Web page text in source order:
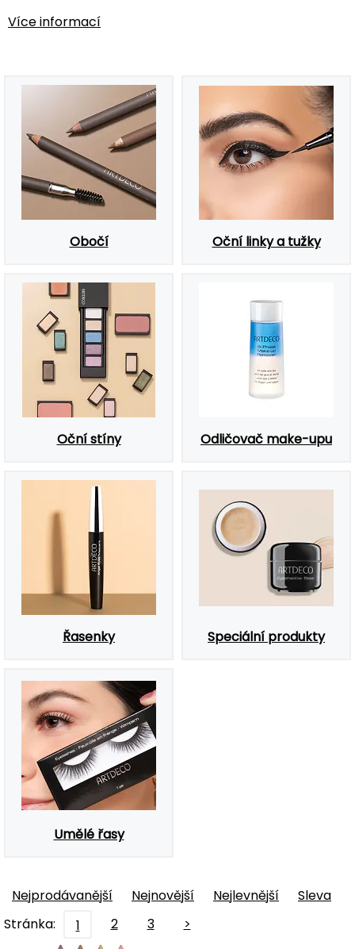
Více informací
Obočí Oční linky a tužky
Oční stíny Odličovač make-upu
Řasenky Speciální produkty
Umělé řasy
Nejprodávanější Nejnovější Nejlevnější
Sleva
Stránka:
1 2 3
>